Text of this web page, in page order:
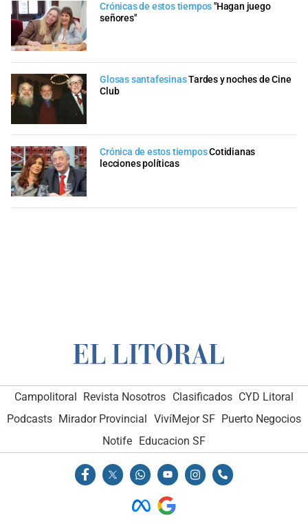
Crónicas de estos tiempos"Hagan juego
señores"
Glosas santafesinasTardes y noches de Cine
Club
Crónica de estos tiemposCotidianas
lecciones políticas
Campolitoral Revista Nosotros Clasificados CYD Litoral
Podcasts Mirador Provincial VivíMejor SF Puerto Negocios
Notife
Educacion SF